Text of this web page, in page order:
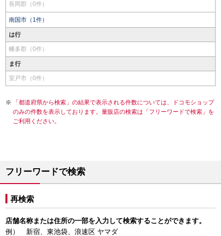
長岡郡（0件）
南国市（1件）
は行
幡多郡（0件）
ま行
室戸市（0件）
「都道府県から検索」の結果で表示される件数については、ドコモショップ
のみの件数を表示しております。量販店の検索は「フリーワードで検索」を
ご利用ください。
フリーワードで検索
再検索
店舗名称または住所の一部を入力して検索することができます。
例） 新宿、東池袋、浪速区 ヤマダ